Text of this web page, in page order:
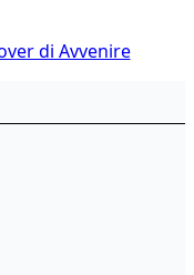
di Avvenire